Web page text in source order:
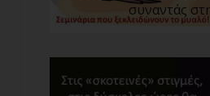
συναντάς